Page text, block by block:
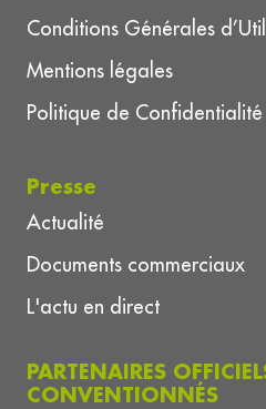
Conditions Générales
Mentions légales
Politique de Confidentialité
Presse
Actualité
Documents commerciaux
L'actu en direct
PARTENAIRES
CONVENTIONNÉS